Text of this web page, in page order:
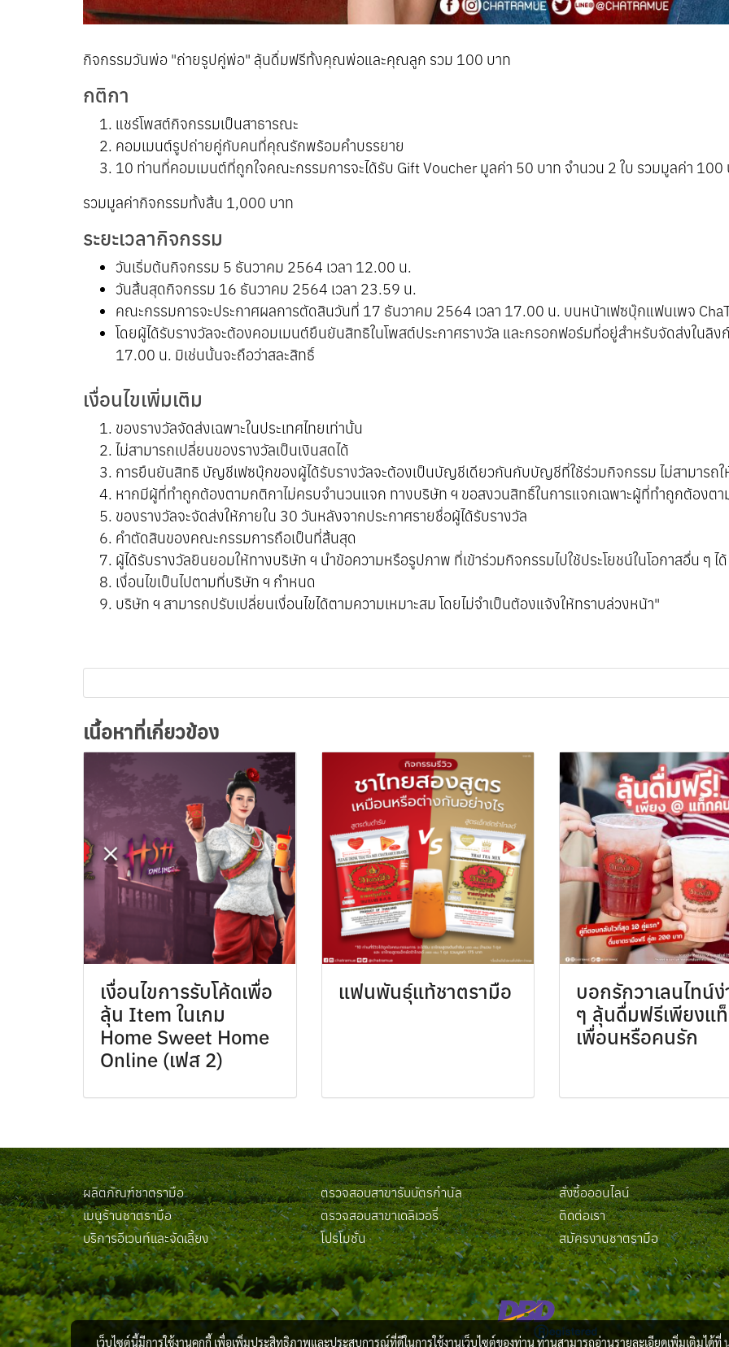
กิจกรรมวันพ่อ "ถ่ายรูปคู่พ่อ" ลุ้นดื่มฟรีทั้งคุณพ่อและคุณลูก รวม 100 บาท
กติกา
แชร์โพสต์กิจกรรมเป็นสาธารณะ
คอมเมนต์รูปถ่ายคู่กับคนที่คุณรักพร้อมคำบรรยาย
10 ท่านที่คอมเมนต์ที่ถูกใจคณะกรรมการจะได้รับ Gift Voucher มูลค่า 50 บาท จำนวน 2 ใบ รวมมูลค่า 100
รวมมูลค่ากิจกรรมทั้งสิ้น 1,000 บาท
ระยะเวลากิจกรรม
วันเริ่มต้นกิจกรรม 5 ธันวาคม 2564 เวลา 12.00 น.
วันสิ้นสุดกิจกรรม 16 ธันวาคม 2564 เวลา 23.59 น.
คณะกรรมการจะประกาศผลการตัดสินวันที่ 17 ธันวาคม 2564 เวลา 17.00 น. บนหน้าเฟซบุ๊กแฟนเพจ
โดยผู้ได้รับรางวัลจะต้องคอมเมนต์ยืนยันสิทธิในโพสต์ประกาศรางวัล และกรอกฟอร์มที่อยู่สำหรับจัดส่งในลิ
17.00 น. มิเช่นนั้นจะถือว่าสละสิทธิ์
เงื่อนไขเพิ่มเติม
ของรางวัลจัดส่งเฉพาะในประเทศไทยเท่านั้น
ไม่สามารถเปลี่ยนของรางวัลเป็นเงินสดได้
การยืนยันสิทธิ บัญชีเฟซบุ๊กของผู้ได้รับรางวัลจะต้องเป็นบัญชีเดียวกันกับบัญชีที่ใช้ร่วมกิจกรรม ไม่สามารถ
หากมีผู้ที่ทำถูกต้องตามกติกาไม่ครบจำนวนแจก ทางบริษัท ฯ ขอสงวนสิทธิ์ในการแจกเฉพาะผู้ที่ทำถูกต้องต
ของรางวัลจะจัดส่งให้ภายใน 30 วันหลังจากประกาศรายชื่อผู้ได้รับรางวัล
คำตัดสินของคณะกรรมการถือเป็นที่สิ้นสุด
ผู้ได้รับรางวัลยินยอมให้ทางบริษัท ฯ นำข้อความหรือรูปภาพ ที่เข้าร่วมกิจกรรมไปใช้ประโยชน์ในโอกาสอื่น ๆ ได้
เงื่อนไขเป็นไปตามที่บริษัท ฯ กำหนด
บริษัท ฯ สามารถปรับเปลี่ยนเงื่อนไขได้ตามความเหมาะสม โดยไม่จำเป็นต้องแจ้งให้ทราบล่วงหน้า"
เนื้อหาที่เกี่ยวข้อง
เงื่อนไขการรับโค้ดเพื่อ
ลุ้น Item ในเกม
Home Sweet Home
Online (เฟส 2)
แฟนพันธุ์แท้ชาตรามือ
บอกรักวาเลนไทน์
ๆ ลุ้นดื่มฟรีเพียงแ
เพื่อนหรือคนรัก
ผลิตภัณฑ์ชาตรามือ
เมนูร้านชาตรามือ
บริการอีเวนท์และจัดเลี้ยง
ตรวจสอบสาขารับบัตรกำนัล
ตรวจสอบสาขาเดลิเวอรี่
โปรโมชั่น
สั่งซื้อออนไลน์
ติดต่อเรา
สมัครงานชาตรามือ
เว็บไซต์นี้มีการใช้งานคุกกี้ เพื่อเพิ่มประสิทธิภาพและประสบการณ์ที่ดีในการใช้งานเว็บไซต์ของท่าน ท่านสามารถอ่านรายละเอียดเพิ่มเติมได้ที่